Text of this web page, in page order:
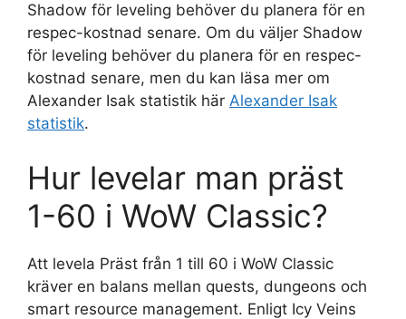
Shadow för leveling behöver du planera för en
respec-kostnad senare. Om du väljer Shadow
för leveling behöver du planera för en respec-
kostnad senare, men du kan läsa mer om
Alexander Isak statistik här Alexander Isak
statistik.
Hur levelar man präst
1-60 i WoW Classic?
Att levela Präst från 1 till 60 i WoW Classic
kräver en balans mellan quests, dungeons och
smart resource management. Enligt Icy Veins